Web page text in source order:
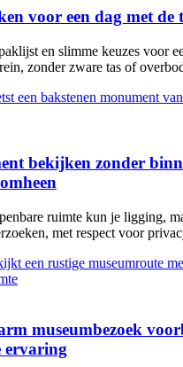
voor een dag met de
en slimme keuzes voor
zonder zware tas of
bekijken zonder
ruimte kun je ligging,
met respect voor
museumbezoek
ervaring